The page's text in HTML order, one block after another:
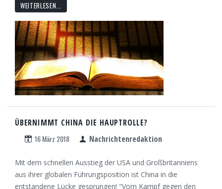
WEITERLESEN...
ÜBERNIMMT CHINA DIE HAUPTROLLE?
16 März 2018 Nachrichtenredaktion
Mit dem schnellen Ausstieg der USA und Großbritanniens
aus ihrer globalen Führungsposition ist China in die
entstandene Lücke gesprungen! "Vom Kampf gegen den